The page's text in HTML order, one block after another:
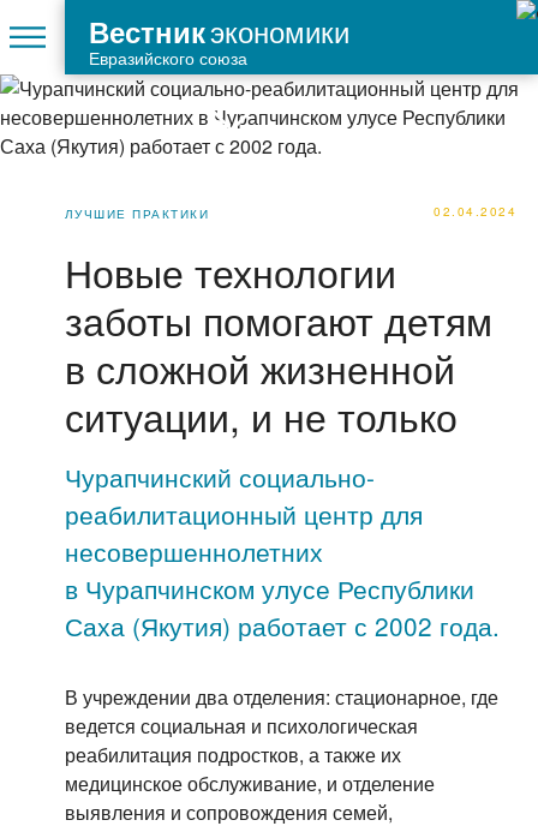
Вестникэкономики
Евразийского союза
ЛУЧШИЕ ПРАКТИКИ 02.04.2024
Новые технологии
заботы помогают детям
в сложной жизненной
ситуации, и не только
Чурапчинский социально-
реабилитационный центр для
несовершеннолетних
в Чурапчинском улусе Республики
Саха (Якутия) работает с 2002 года.
В учреждении два отделения: стационарное, где
ведется социальная и психологическая
реабилитация подростков, а также их
медицинское обслуживание, и отделение
выявления и сопровождения семей,